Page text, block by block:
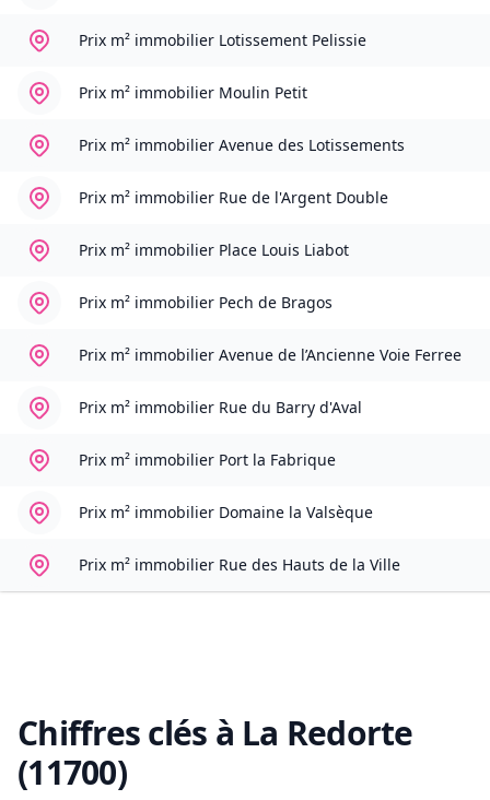
Prix m² immobilier Lotissement Pelissie
Prix m² immobilier Moulin Petit
Prix m² immobilier Avenue des Lotissements
Prix m² immobilier Rue de l'Argent Double
Prix m² immobilier Place Louis Liabot
Prix m² immobilier Pech de Bragos
Prix m² immobilier Avenue de l’Ancienne Voie Ferree
Prix m² immobilier Rue du Barry d'Aval
Prix m² immobilier Port la Fabrique
Prix m² immobilier Domaine la Valsèque
Prix m² immobilier Rue des Hauts de la Ville
Chiffres clés à La Redorte
(11700)